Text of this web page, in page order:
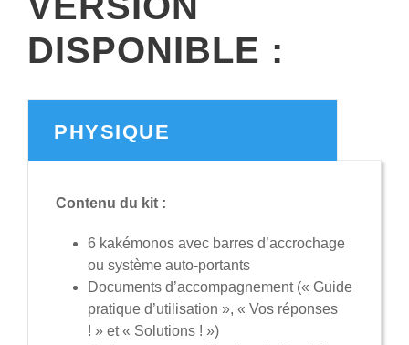
DISPONIBLE :
PHYSIQUE
Contenu du kit :
6 kakémonos avec barres d’accrochage
ou système auto-portants
Documents d’accompagnement (« Guide
pratique d’utilisation », « Vos réponses
! » et « Solutions ! »)